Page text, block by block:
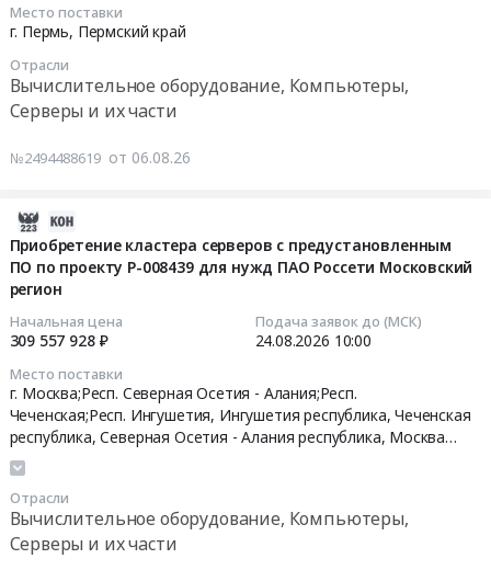
Место поставки
г. Пермь, Пермский край
Отрасли
Вычислительное оборудование, Компьютеры,
Серверы и их части
№2494488619 от 06.08.26
Приобретение кластера серверов с предустановленным
ПО по проекту Р-008439 для нужд ПАО Россети Московский
регион
Начальная цена
309 557 928 ₽
Подача заявок до (МСК)
24.08.2026 10:00
Место поставки
г. Москва;Респ. Северная Осетия - Алания;Респ.
Чеченская;Респ. Ингушетия, Ингушетия республика,Чеченская
республика,Северная Осетия - Алания республика, Москва
город
Отрасли
Вычислительное оборудование, Компьютеры,
Серверы и их части